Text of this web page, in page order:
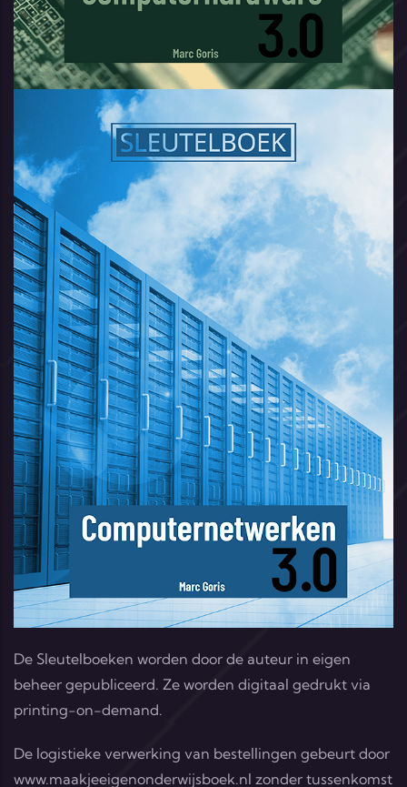
De Sleutelboeken worden door de auteur in eigen
beheer gepubliceerd. Ze worden digitaal gedrukt via
printing-on-demand.
De logistieke verwerking van bestellingen gebeurt door
www.maakjeeigenonderwijsboek.nl zonder tussenkomst